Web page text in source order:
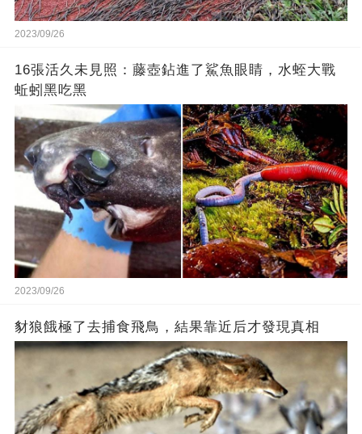
2023/09/26
16張活久未見照：藤壺鉆進了鯊魚眼睛，水蛭大戰
蚯蚓黑吃黑
2023/09/26
豺狼餓極了去捕食飛鳥，結果靠近后才發現真相